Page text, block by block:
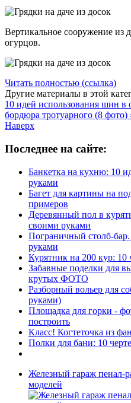
Вертикальное сооружение из
огурцов.
Читать полностью (ссылка)
Другие материалы в этой
10 идей использования шин в
бордюра тротуарного (8 фото)
Наверх
Последнее на сайте:
Банкетка на кухню: 10
руками
Багет для картины на
примеров
Деревянный пол в
своими руками
Пограничный столб-
руками
Курятник на 200 кур: 10
Забавные поделки для
крутых ФОТО
Разборный вольер для
руками)
Площадка для горки -
построить
Класс! Когтеточка из
Полки для бани: 10
Железный гараж пенал-
моделей